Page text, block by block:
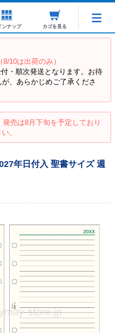
ンナップ カゴを見る
10は出荷のみ）
・順次発送となります。お待
、あらかじめご了承くださ
売は8月下旬を予定しており
。
年日付入 聖書サイズ 週